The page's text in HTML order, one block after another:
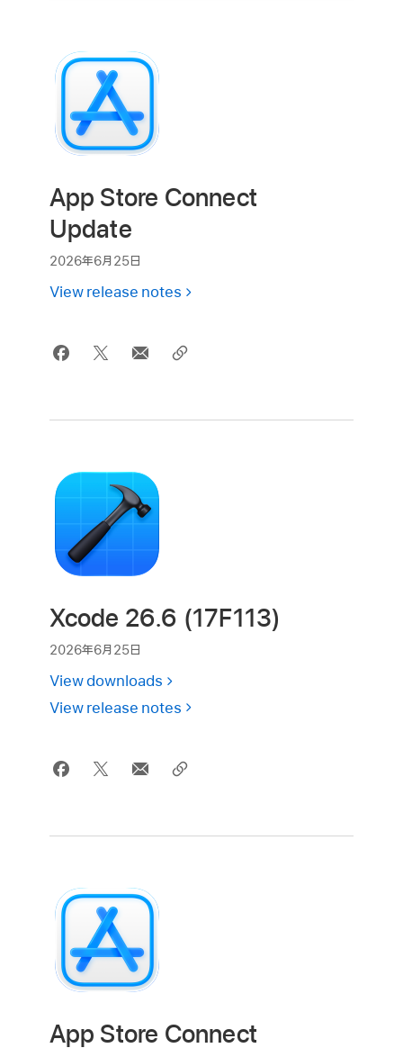
App Store Connect
Update
2026年6月25日
View release notes
Xcode 26.6 (17F113)
2026年6月25日
View downloads
View release notes
App Store Connect